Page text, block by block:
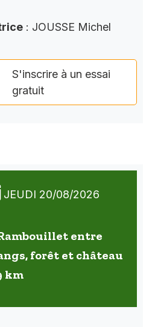
: JOUSSE Michel
S'inscrire à un essai
gratuit
JEUDI 20/08/2026
entre
forêt et château
km